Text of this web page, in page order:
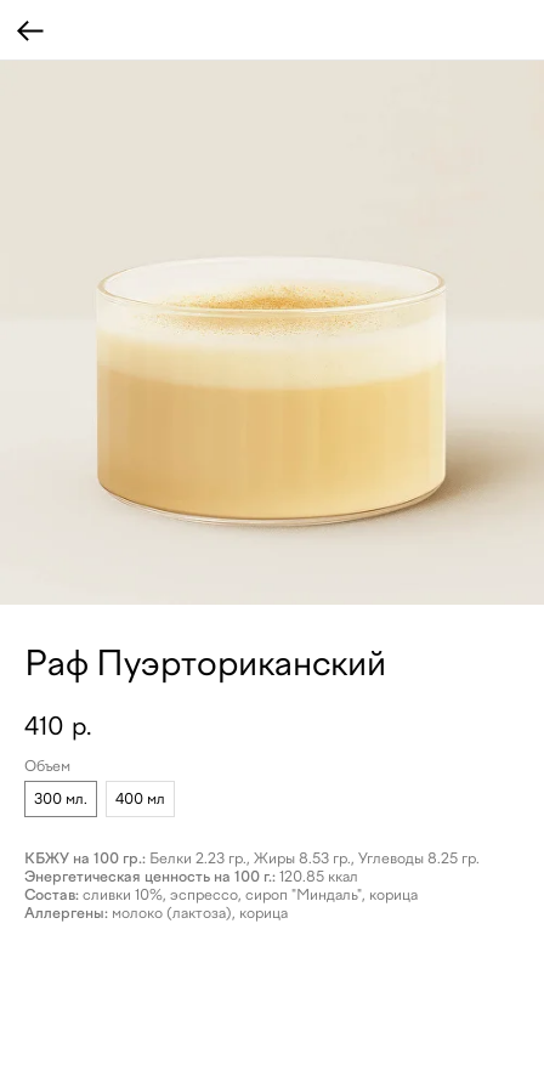
Раф Пуэрториканский
410 р.
Объем
300 мл.
400 мл
КБЖУ на 100 гр.: Белки 2.23 гр., Жиры 8.53 гр., Углеводы 8.25 гр.
Энергетическая ценность на 100 г.: 120.85 ккал
Состав: сливки 10%, эспрессо, сироп "Миндаль", корица
Аллергены: молоко (лактоза), корица